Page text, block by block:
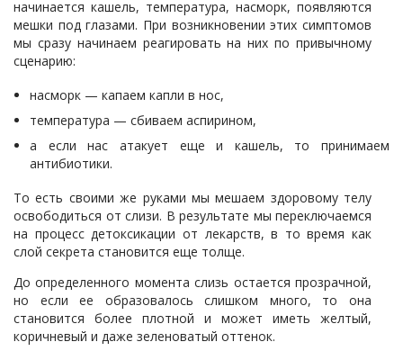
начинается кашель, температура, насморк, появляются
мешки под глазами. При возникновении этих симптомов
мы сразу начинаем реагировать на них по привычному
сценарию:
насморк — капаем капли в нос,
температура — сбиваем аспирином,
а если нас атакует еще и кашель, то принимаем
антибиотики.
То есть своими же руками мы мешаем здоровому телу
освободиться от слизи. В результате мы переключаемся
на процесс детоксикации от лекарств, в то время как
слой секрета становится еще толще.
До определенного момента слизь остается прозрачной,
но если ее образовалось слишком много, то она
становится более плотной и может иметь желтый,
коричневый и даже зеленоватый оттенок.